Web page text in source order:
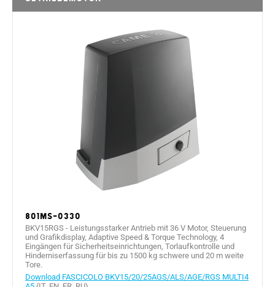
801MS-0330
BKV15RGS - Leistungsstarker Antrieb mit 36 V Motor, Steuerung
und Grafikdisplay, Adaptive Speed & Torque Technology, 4
Eingängen für Sicherheitseinrichtungen, Torlaufkontrolle und
Hinderniserfassung für bis zu 1500 kg schwere und 20 m weite
Tore.
Download FASCICOLO BKV15/20/25AGS/ALS/AGE/RGS MULTI4